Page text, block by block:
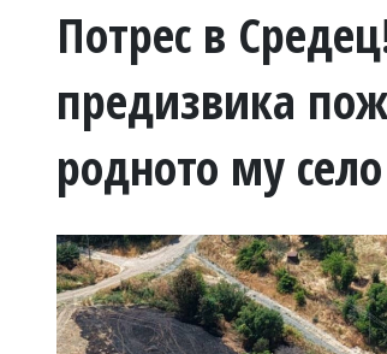
ВОЙНАТА
УКРАЙНА
РАЗСЛЕДВАНЕ
БИЗНЕС
Управители:
Потрес в
предизвика
родното му село